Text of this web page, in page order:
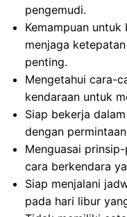
pengemudi.
Kemampuan
menjaga
penting.
Mengetahui cara-
kendaraan untuk
Siap bekerja
dengan
Menguasai
cara berkendara
Siap menjalani
pada hari libur